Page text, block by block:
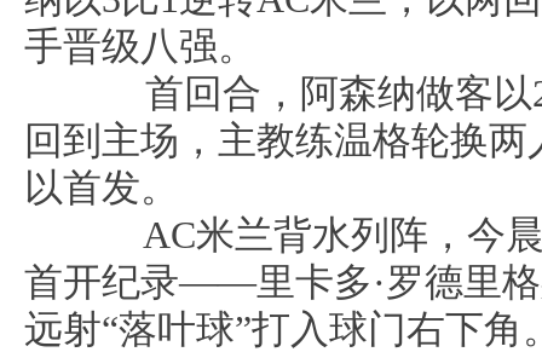
手晋级八强。
首回合，阿森纳做客以
回到主场，主教练温格轮换
以首发。
AC米兰背水列阵，今晨
首开纪录——里卡多·罗德里
远射“落叶球”打入球门右下